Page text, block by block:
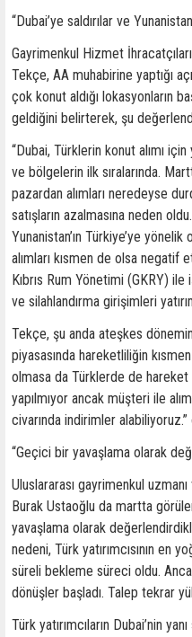
“Dubai’ye saldırılar ve
Gayrimenkul Hizmet
Tekçe, AA muhabirine yaptığı
çok konut aldığı lokasyonların
geldiğini belirterek, şu
“Dubai, Türklerin konut alımı
ve bölgelerin ilk sıralarında.
pazardan alımları neredeyse
satışların azalmasına neden
Yunanistan’ın Türkiye’ye
alımları kısmen de olsa negatif
Kıbrıs Rum Yönetimi (GKRY)
ve silahlandırma girişimleri
Tekçe, şu anda ateşkes
piyasasında hareketliliğin
olmasa da Türklerde de hareket
yapılmıyor ancak müşteri ile
civarında indirimler alabiliyoruz.”
“Geçici bir yavaşlama olarak
Uluslararası gayrimenkul
Burak Ustaoğlu da martta
yavaşlama olarak
nedeni, Türk yatırımcısının en
süreli bekleme süreci oldu.
dönüşler başladı. Talep tekrar
Türk yatırımcıların Dubai’nin